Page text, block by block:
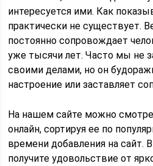
интересуется ими. Как
практически не существует.
постоянно сопровождает
уже тысячи лет. Часто мы не
своими делами, но он
настроение или заставляет
На нашем сайте можно
онлайн, сортируя ее по
времени добавления на сайт.
получите удовольствие от